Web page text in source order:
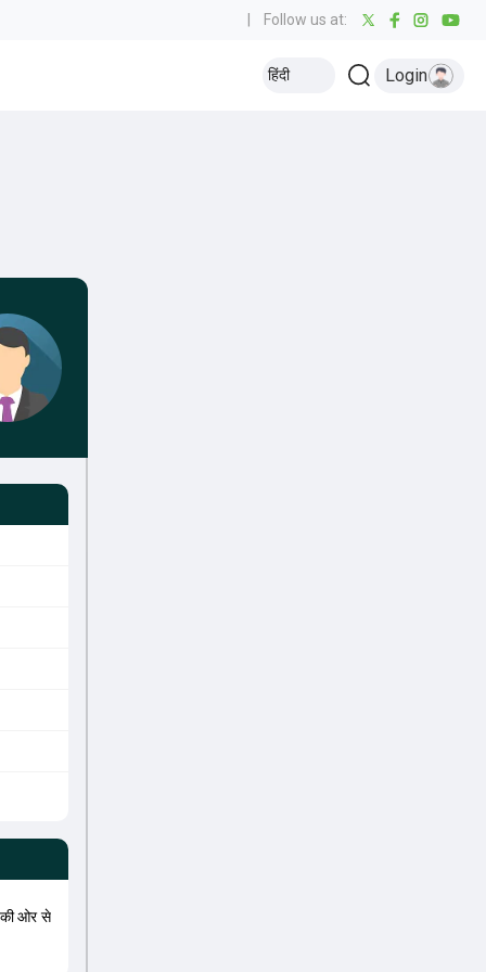
Follow us at:
हिंदी Login
ओर से